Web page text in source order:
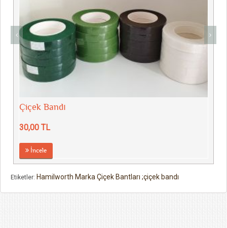
Çiçek Bandı
30,00 TL
İncele
Etiketler: Hamilworth Marka Çiçek Bantları ;çiçek bandı